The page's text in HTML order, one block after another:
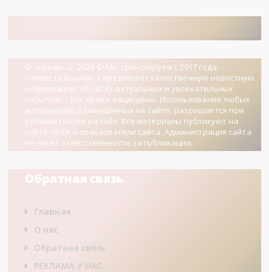
© «Крым» → 2026 © Мы транслируем с 2017 года. -
«Новости Крыма» – предлагает качественную новостную
информацию обо всех актуальных и увлекательных
событиях... Все права защищены. Использование любых
материалов, размещённых на сайте, разрешается при
условии ссылки на сайт. Все материалы публикуют на
сайте гости и пользователи сайта. Администрация сайта
не несет ответственности за публикации.
Обратная связь
Главная
О нас
Обратная связь
РЕКЛАМА У НАС